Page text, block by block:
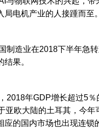
局电机产业的人接踵而至。
业在2018下半年急转
果。
年GDP增长超过5％的
亚欧大陆的土耳其，今
应的国内市场也出现连锁